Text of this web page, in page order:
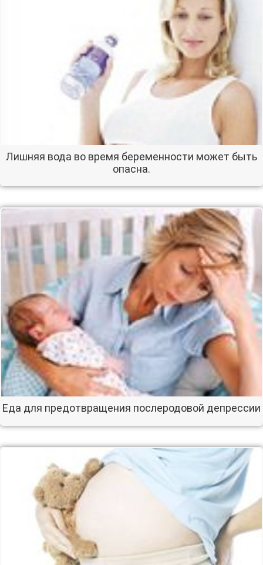
Лишняя вода во время беременности может быть
опасна.
Еда для предотвращения послеродовой депрессии